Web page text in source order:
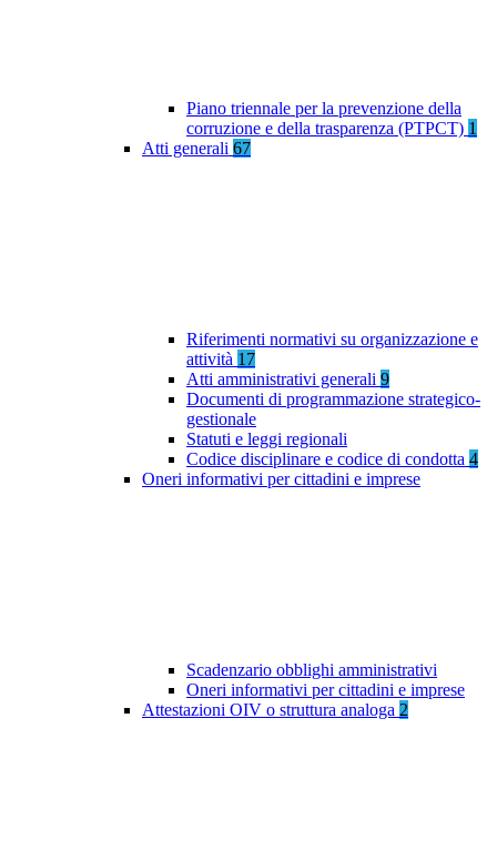
Piano triennale per la prevenzione della
corruzione e della trasparenza (PTPCT) 1
Atti generali 67
Riferimenti normativi su organizzazione e
attività 17
Atti amministrativi generali 9
Documenti di programmazione strategico-
gestionale
Statuti e leggi regionali
Codice disciplinare e codice di condotta 4
Oneri informativi per cittadini e imprese
Scadenzario obblighi amministrativi
Oneri informativi per cittadini e imprese
Attestazioni OIV o struttura analoga 2